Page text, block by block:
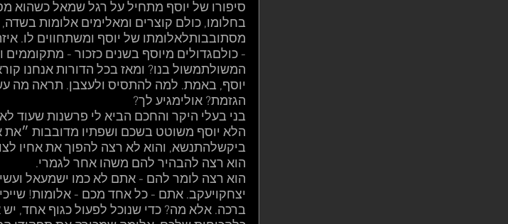
סיפורו של יוסף מתחיל על רגל שמאל כשהוא
בחלומו, כולם קוצרים ומאלימים אלומות
מסתובבותלאלומתו של יוסף ומשתחווים לו.
- כולםגדולים מיוסף בשנים כזכור - מתקוממים
המשולתמשול בנו? ומאז בכל הדורות אנחנו
יוסף, באמת. למה להתסיס ולעצבן. תראה מה
הגזמת? אולימגיע לך?
בני בעלי היקר והחכם הביא לי פרשנות שעוד
הלא יוסף משוטט בשכם ושפתיו מדובבות ״את
ביקשלהתנשא, והוא לא רצה להפוך את אחיו
הוא רצה להבהיר להם משהו אחר לגמרי.
הוא רצה לומר להם - אתם לא כמו ישמעאל
יצחקויעקב. אתם - כל אחד מכם - אלומות!
ברכה. אלא מה? כדי שנוכל לפעול כגוף אחד,